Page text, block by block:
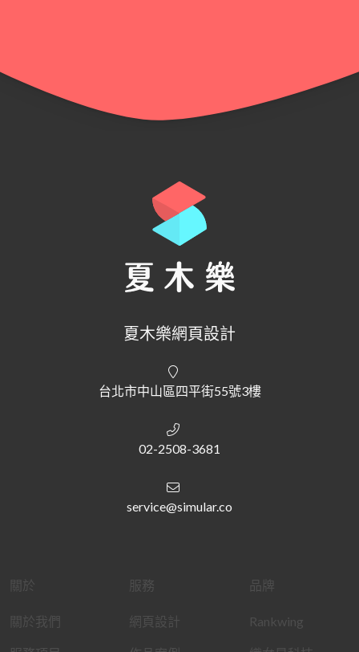
夏木樂網頁設計
台北市中山區四平街55號3樓
02-2508-3681
service@simular.co
關於
關於我們
服務
網頁設計
品牌
Rankwing